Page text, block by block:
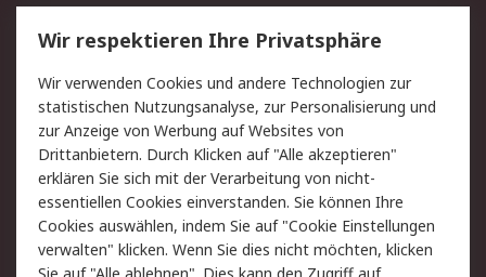
Service
Value Added Services
Lieferlösungen
Rücksendungen
Kontakt
Hilfe
Privatkunden
Rechtliches
AGB
Datenschutz
Cookie-Richtlinie
Zahlungsbedingungen
Copyright/Impressum
Entsorgung
Wir respektieren Ihre Privatsphäre
Wir verwenden Cookies und andere Technologien zur
statistischen Nutzungsanalyse, zur Personalisierung und
zur Anzeige von Werbung auf Websites von
Drittanbietern. Durch Klicken auf "Alle akzeptieren"
erklären Sie sich mit der Verarbeitung von nicht-
essentiellen Cookies einverstanden. Sie können Ihre
Cookies auswählen, indem Sie auf "Cookie Einstellungen
verwalten" klicken. Wenn Sie dies nicht möchten, klicken